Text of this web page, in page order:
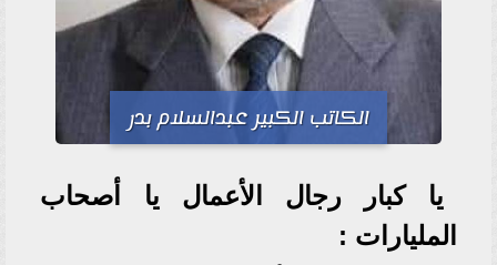
الكاتب الكبير عبدالسلام بدر
يا كبار رجال الأعمال يا أصحاب
المليارات :